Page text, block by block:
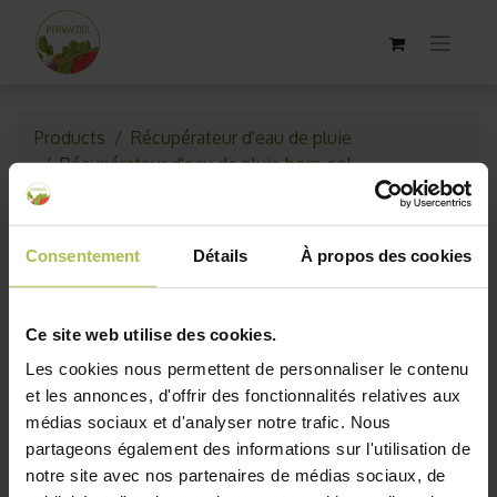
Consentement Détails À propos des cookies
Ce site web utilise des cookies.
Les cookies nous permettent de personnaliser le contenu
et les annonces, d'offrir des fonctionnalités relatives aux
médias sociaux et d'analyser notre trafic. Nous
partageons également des informations sur l'utilisation de
notre site avec nos partenaires de médias sociaux, de
Products
Récupérateur d'eau de pluie
Récupérateur d'eau de pluie hors-sol
Cuve de récupération d’eau de pluie 300 L